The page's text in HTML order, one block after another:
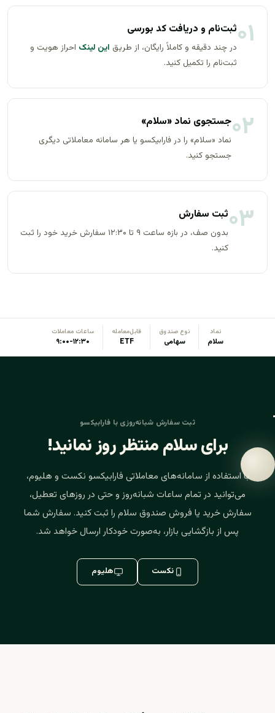
۰۱ثبت‌نام و دریافت کد بورسی
در چند دقیقه و کاملاً رایگان، از طریق این لینک احراز هویت و
ثبت‌نام را تکمیل کنید.
۰۲جستجوی نماد «سلام»
نماد «سلام» را در فارابیکسو یا هر سامانه معاملاتی دیگری
جستجو کنید.
۰۳ثبت سفارش
بدون صف، در بازه ساعت ۹ تا ۱۲:۳۰ سفارش خرید خود را ثبت
کنید.
نماد
سلام
نوع صندوق
سهامی
قابل‌معامله
ETF
ساعات معاملات
۹:۰۰-۱۲:۳۰
ثبت سفارش شبانه‌روزی با فارابیکسو
برای سلام منتظر روز نمانید!
با استفاده از سامانه‌های معاملاتی فارابیکسو نکست و هلیوم،
می‌توانید در تمام ساعات شبانه‌روز و حتی در روزهای تعطیل،
سفارش خرید یا فروش صندوق سلام را ثبت کنید. سفارش شما
پس از بازگشایی بازار، به‌صورت خودکار ارسال خواهد شد.
نکست هلیوم